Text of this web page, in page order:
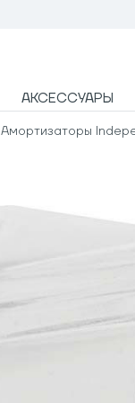
АКСЕССУАРЫ
Амортизаторы